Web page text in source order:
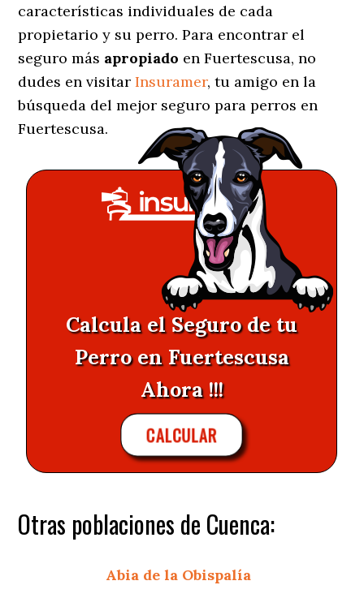
características individuales de cada
propietario y su perro. Para encontrar el
seguro más apropiado en Fuertescusa, no
dudes en visitarInsuramer, tu amigo en la
búsqueda del mejor seguro para perros en
Fuertescusa.
Calcula el Seguro de tu
Perro en Fuertescusa
Ahora !!!
CALCULAR
Otras poblaciones de Cuenca:
Abia de la Obispalía